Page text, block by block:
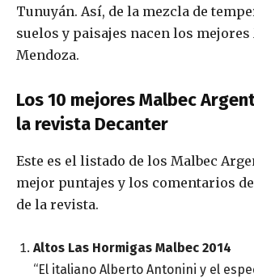
Tunuyán. Así, de la mezcla de
suelos y paisajes nacen los mejores
Mendoza.
Los 10 mejores Malbec
la revista Decanter
Este es el listado de los Malbec
mejor puntajes y los comentarios
de la revista.
Altos Las Hormigas Malbec 2014
“El italiano Alberto Antonini y el